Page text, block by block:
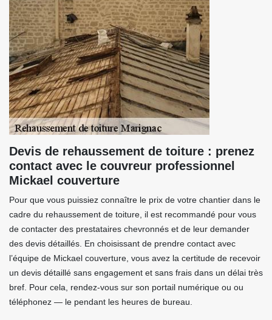
Devis de rehaussement de toiture : prenez
contact avec le couvreur professionnel
Mickael couverture
Pour que vous puissiez connaître le prix de votre chantier dans le
cadre du rehaussement de toiture, il est recommandé pour vous
de contacter des prestataires chevronnés et de leur demander
des devis détaillés. En choisissant de prendre contact avec
l’équipe de Mickael couverture, vous avez la certitude de recevoir
un devis détaillé sans engagement et sans frais dans un délai très
bref. Pour cela, rendez-vous sur son portail numérique ou ou
téléphonez — le pendant les heures de bureau.